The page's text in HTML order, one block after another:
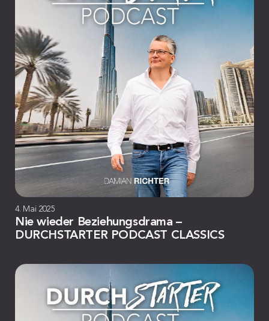
4. Mai 2025
Nie wieder Beziehungsdrama –
DURCHSTARTER PODCAST CLASSICS